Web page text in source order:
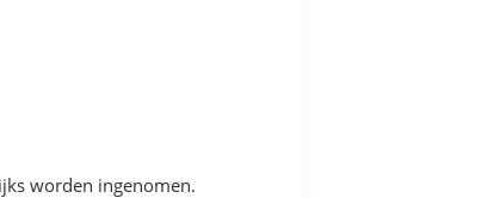
worden ingenomen.